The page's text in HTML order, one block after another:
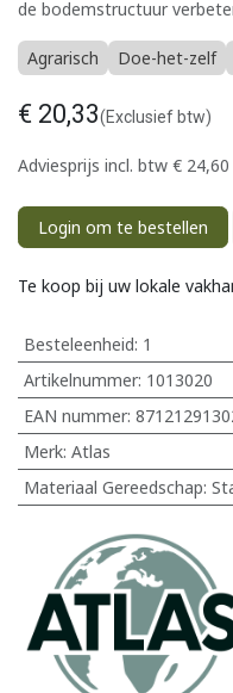
de bodemstructuur
Agrarisch Doe-het-zelf
€ 20,33(Exclusief btw)
Adviesprijs incl. btw € 24,60
Login om te bestellen
Te koop bij uw lokale
Besteleenheid: 1
Artikelnummer: 1013020
EAN nummer:
Merk: Atlas
Materiaal Gereedschap: